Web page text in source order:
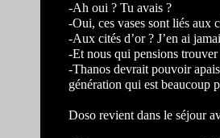
-Ah oui ? Tu avais ?
-Oui, ces vases sont liés aux
-Aux cités d’or ? J’en ai
-Et nous qui pensions
-Thanos devrait pouvoir
génération qui est beaucoup
Doso revient dans le séjour